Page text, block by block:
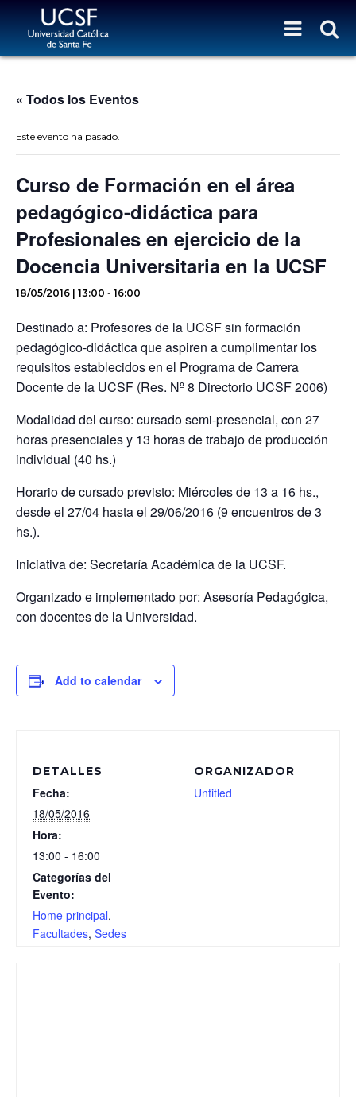
« Todos los Eventos
Este evento ha pasado.
Curso de Formación en el área
pedagógico-didáctica para
Profesionales en ejercicio de la
Docencia Universitaria en la UCSF
18/05/2016 | 13:00 - 16:00
Destinado a: Profesores de la UCSF sin formación
pedagógico-didáctica que aspiren a cumplimentar los
requisitos establecidos en el Programa de Carrera
Docente de la UCSF (Res. Nº 8 Directorio UCSF 2006)
Modalidad del curso: cursado semi-presencial, con 27
horas presenciales y 13 horas de trabajo de producción
individual (40 hs.)
Horario de cursado previsto: Miércoles de 13 a 16 hs.,
desde el 27/04 hasta el 29/06/2016 (9 encuentros de 3
hs.).
Iniciativa de: Secretaría Académica de la UCSF.
Organizado e implementado por: Asesoría Pedagógica,
con docentes de la Universidad.
Add to calendar
DETALLES
Fecha:
18/05/2016
Hora:
13:00 - 16:00
Categorías del
Evento:
Home principal,
Facultades, Sedes
ORGANIZADOR
Untitled